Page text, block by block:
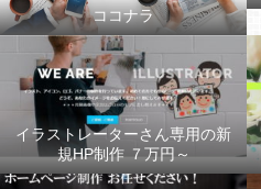
ココナラ
イラストレーターさん専用の新
規HP制作 ７万円～